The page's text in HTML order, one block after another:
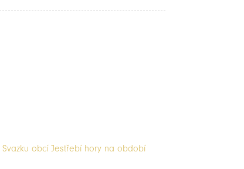
obcí Jestřebí hory na období